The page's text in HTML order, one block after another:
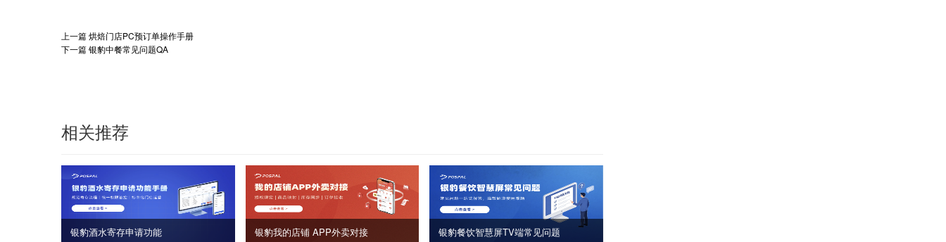
上一篇烘焙门店PC预订单操作手册
下一篇银豹中餐常见问题QA
相关推荐
银豹酒水寄存申请功能 银豹我的店铺 APP外卖对接 银豹餐饮智慧屏TV端常见问题